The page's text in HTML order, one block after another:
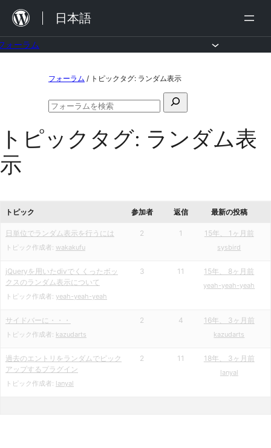
を
日本語
ォーラム
ン
ツ
へ
ッ
プ
フォーラム / トピックタグ: ランダム表示
検
対
フ
ー
ラ
トピックタグ: ランダム表
示
トピック 参加者 返信 最新の投稿
日単位でランダム表示を行うには
トピック作成者: wakakufu
2 1 15年、 1ヶ月前
sysbird
jQueryを用いたdivでくくったボッ
クスのランダム表示について
トピック作成者: yeah-yeah-yeah
3 11 15年、 8ヶ月前
yeah-yeah-yeah
サイドバーに・・・
トピック作成者: kazudarts
2 4 16年、 3ヶ月前
kazudarts
過去のエントリをランダムでピック
アップするプラグイン
トピック作成者: lanyal
2 11 18年、 3ヶ月前
lanyal